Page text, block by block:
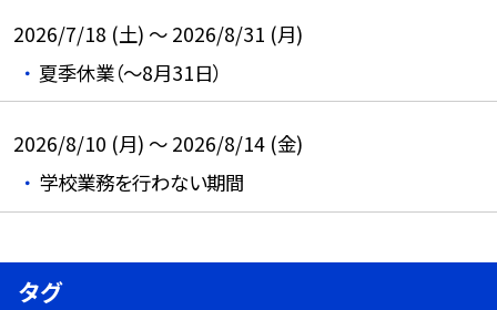
2026/7/18 (土) ～ 2026/8/31 (月)
夏季休業（～8月31日）
2026/8/10 (月) ～ 2026/8/14 (金)
学校業務を行わない期間
タグ